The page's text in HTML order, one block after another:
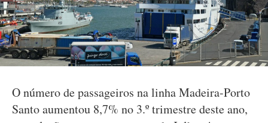
O número de passageiros na linha Madeira-Porto
Santo aumentou 8,7% no 3.º trimestre deste ano,